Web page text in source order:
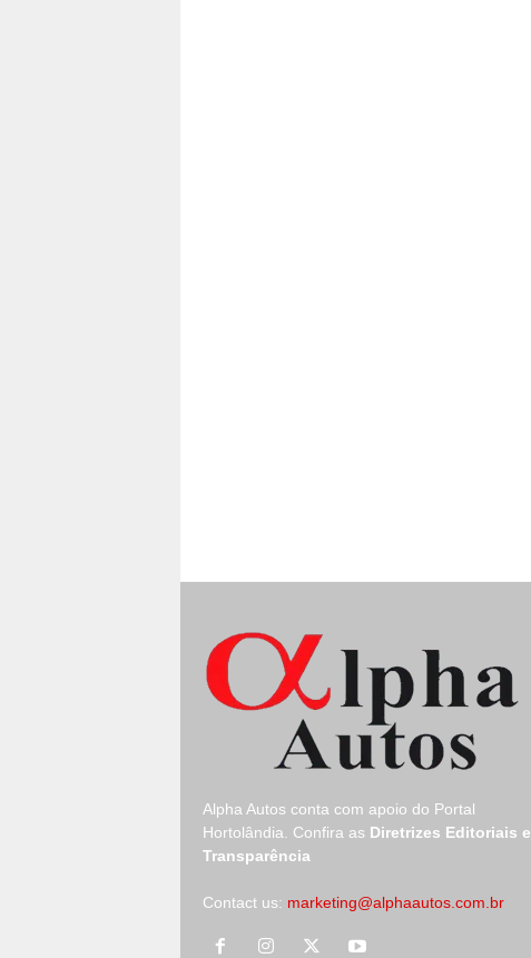
Alpha Autos conta com apoio do Portal
Hortolândia.
Confira as Diretrizes Editoriais e
Transparência
Contact us: marketing@alphaautos.com.br